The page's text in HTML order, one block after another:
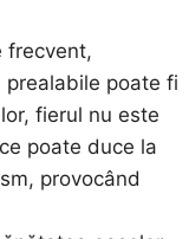
frecvent,
poate fi
fierul nu este
poate duce la
provocând